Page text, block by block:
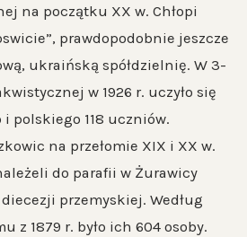
na początku XX w. Chłopi
prawdopodobnie jeszcze
ukraińską spółdzielnię. W 3-
w 1926 r. uczyło się
polskiego 118 uczniów.
na przełomie XIX i XX w.
do parafii w Żurawicy
przemyskiej. Według
z 1879 r. było ich 604 osoby.